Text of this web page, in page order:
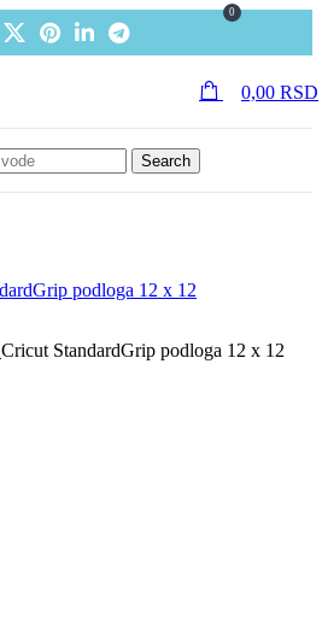
0
0,00 RSD
Search
Cricut StandardGrip podloga 12 x 12